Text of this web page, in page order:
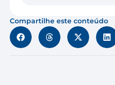
Compartilhe este conteúdo